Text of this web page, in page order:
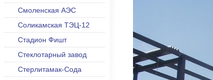
Смоленская АЭС
Соликамская ТЭЦ-12
Стадион Фишт
Стеклотарный завод
Стерлитамак-Сода